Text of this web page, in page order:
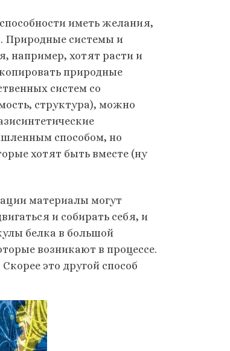
иметь желания,
Природные системы и
например, хотят расти и
природные
систем со
структура), можно
способом, но
хотят быть вместе (ну
материалы могут
и собирать себя, и
белка в большой
возникают в процессе.
это другой способ